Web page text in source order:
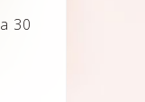
30